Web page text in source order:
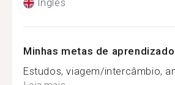
Inglês
Minhas metas de aprendizado
Estudos, viagem/intercâmbio,